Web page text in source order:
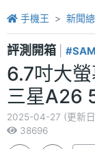
手機王 新聞
評測開箱
6.7吋大
三星A26
2025-04-27 (更新
38696